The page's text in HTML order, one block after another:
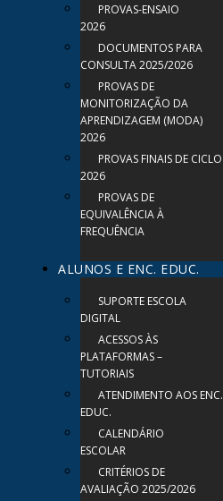
PROVAS-ENSAIO
2026
DOCUMENTOS PARA
CONSULTA 2025/2026
PROVAS DE
MONITORIZAÇÃO DA
APRENDIZAGEM (MODA)
2026
PROVAS FINAIS DE CICLO
2026
PROVAS DE
EQUIVALÊNCIA À
FREQUÊNCIA
ALUNOS E ENC. EDUC.
SUPORTE ESCOLA
DIGITAL
ACESSOS ÀS
PLATAFORMAS –
TUTORIAIS
ATENDIMENTO AOS ENC.
EDUC.
CALENDÁRIO
ESCOLAR
CRITÉRIOS DE
AVALIAÇÃO 2025/2026